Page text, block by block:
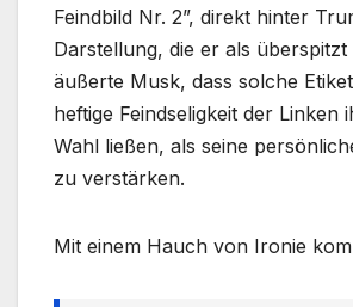
Feindbild Nr. 2”, direkt hinter
Darstellung, die er als
äußerte Musk, dass solche
heftige Feindseligkeit der Linken
Wahl ließen, als seine
zu verstärken.
Mit einem Hauch von Ironie